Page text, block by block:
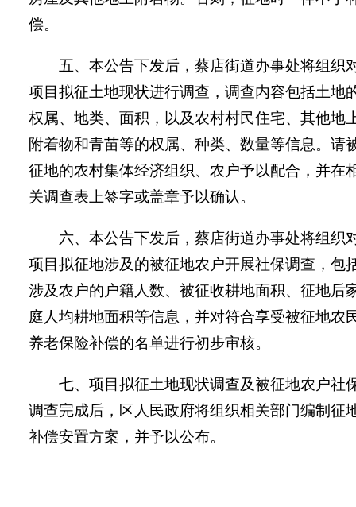
偿。
五、 本公告下发后， 蔡店街道办事处将组织
项目拟征土地现状进行调查，调查内容包括土地
权属、地类、面积，以及农村村民住宅、其他地
附着物和青苗等的权属、种类、数量等信息。请
征地的农村集体经济组织、农户予以配合，并在
关调查表上签字或盖章予以确认。
六、本公告下发后， 蔡店街道办事处将组织
项目拟征地涉及的被征地农户开展社保调查，包
涉及农户的户籍人数、被征收耕地面积、征地后
庭人均耕地面积等信息，并对符合享受被征地农
养老保险补偿的名单进行初步审核。
七、项目拟征土地现状调查及被征地农户社
调查完成后，区人民政府将组织相关部门编制征
补偿安置方案，并予以公布。